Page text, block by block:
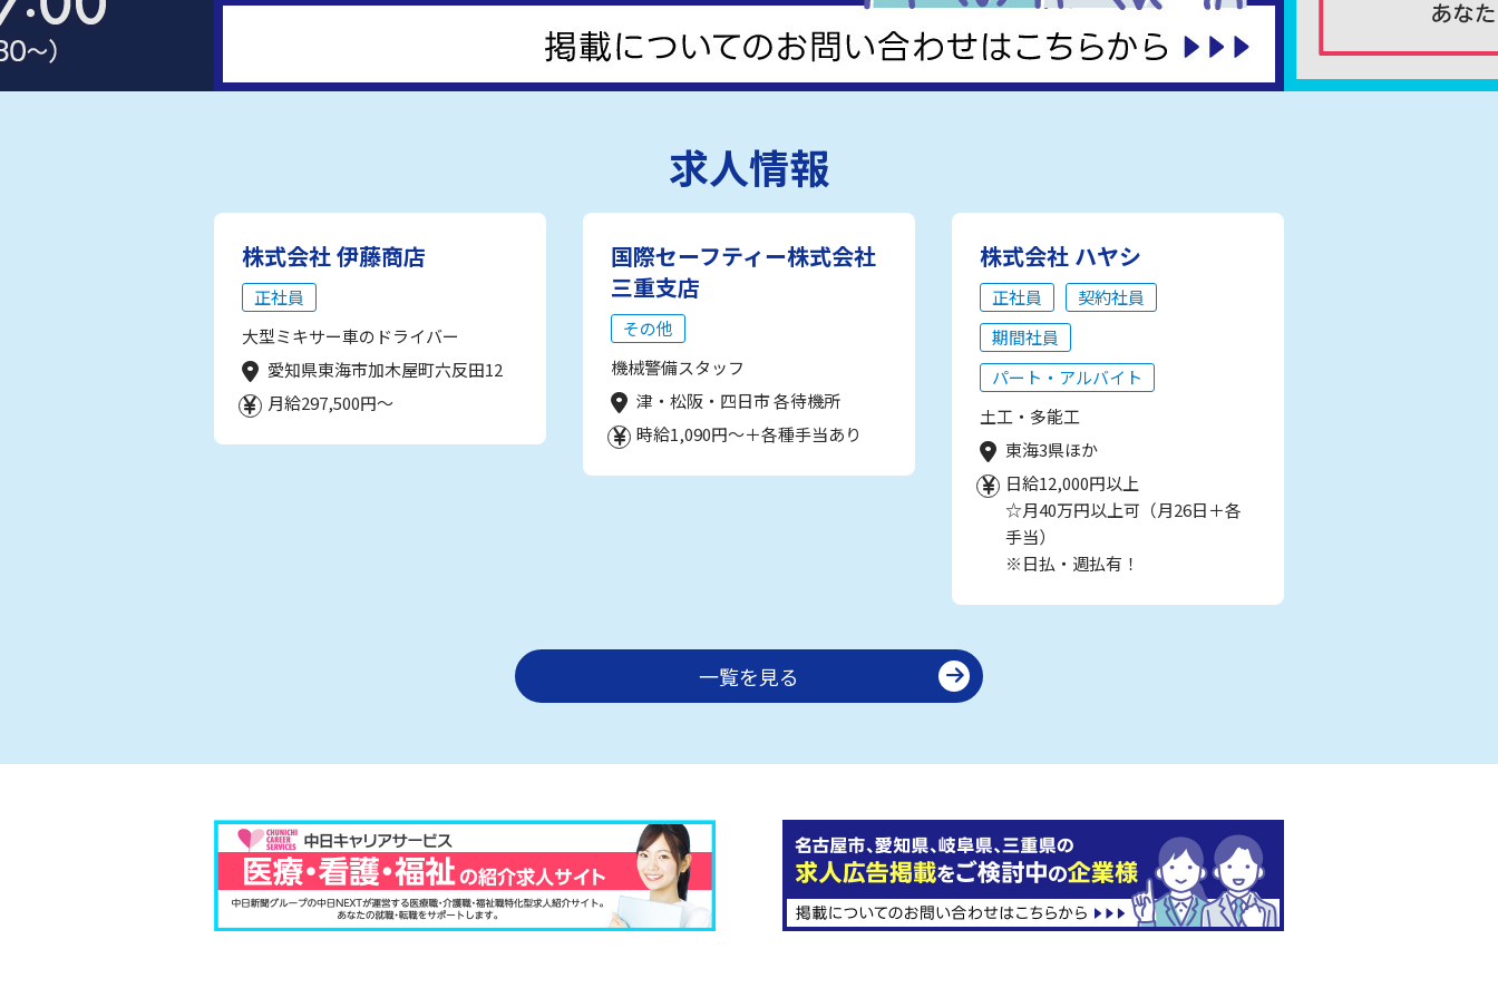
求人情報
株式会社 伊藤商店
正社員
大型ミキサー車のドライバー
愛知県東海市加木屋町六反田12
月給297,500円～
国際セーフティー株式会社
三重支店
その他
機械警備スタッフ
津・松阪・四日市 各待機所
時給1,090円～＋各種手当あり
株式会社 ハヤシ
正社員
契約社員
期間社員
パート・アルバイト
土工・多能工
東海3県ほか
日給12,000円以上
☆月40万円以上可（月26日＋各
手当）
※日払・週払有！
一覧を見る